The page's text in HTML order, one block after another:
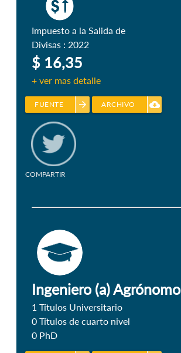
Impuesto a la Salida de
Divisas : 2022
$ 16,35
+ ver mas detalle
arrow_forward
FUENTE cloud_download
ARCHIVO
COMPARTIR
Ingeniero (a) Agrónomo
1 Títulos Universitario
0 Títulos de cuarto nivel
0 PhD